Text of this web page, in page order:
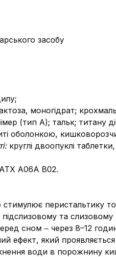
засобу
моногідрат;
(тип А); тальк; титану
оболонкою,
круглі двоопуклі
АТХ А06А В02.
стимулює перистальтику
підслизовому та
сном ‒ через 8–12
ефект, який
води в порожнину